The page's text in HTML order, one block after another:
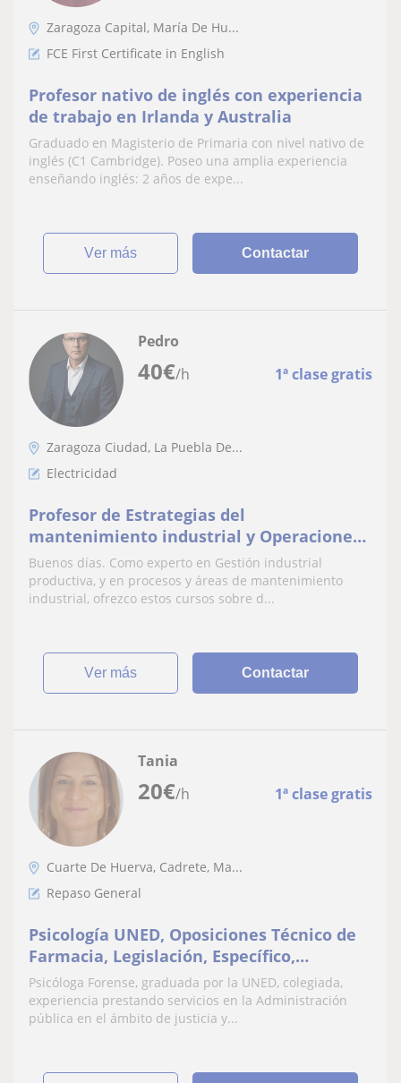
Zaragoza Capital, María De Hu...
FCE First Certificate in English
Profesor nativo de inglés con experiencia
de trabajo en Irlanda y Australia
Graduado en Magisterio de Primaria con nivel nativo de
inglés (C1 Cambridge). Poseo una amplia experiencia
enseñando inglés: 2 años de expe...
ver más Contactar
40€/h 1ª clase gratis
Pedro
Zaragoza Ciudad, La Puebla De...
Electricidad
Profesor de Estrategias del
mantenimiento industrial y Operaciones
industriales
Buenos días. Como experto en Gestión industrial
productiva, y en procesos y áreas de mantenimiento
industrial, ofrezco estos cursos sobre d...
ver más Contactar
20€/h 1ª clase gratis
Tania
Cuarte De Huerva, Cadrete, Ma...
Repaso General
Psicología UNED, Oposiciones Técnico de
Farmacia, Legislación, Específico,
Primaria, Secundaria, Técnicas de estudio
Psicóloga Forense, graduada por la UNED, colegiada,
experiencia prestando servicios en la Administración
pública en el ámbito de justicia y...